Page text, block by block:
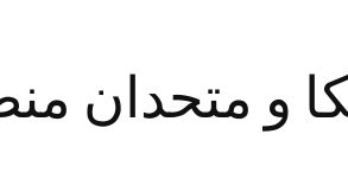
و متحدان